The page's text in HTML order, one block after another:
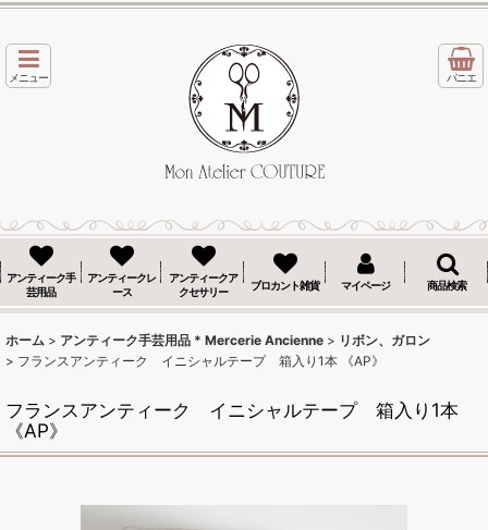
メニュー パニエ
アンティーク手
芸用品
アンティークレ
ース
アンティークア
クセサリー
ブロカント雑貨 マイページ 商品検索
ホーム > アンティーク手芸用品 * Mercerie Ancienne > リボン、ガロン
> フランスアンティーク イニシャルテープ 箱入り1本 《AP》
フランスアンティーク イニシャルテープ 箱入り1本
《AP》